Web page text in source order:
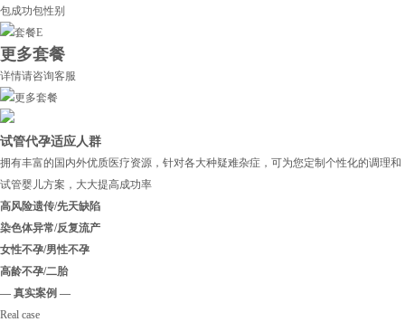
包成功包性别
更多套餐
详情请咨询客服
试管代孕适应人群
拥有丰富的国内外优质医疗资源，针对各大种疑难杂症，可为您定制个性化的调理和
试管婴儿方案，大大提高成功率
高风险遗传/先天缺陷
染色体异常/反复流产
女性不孕/男性不孕
高龄不孕/二胎
— 真实案例 —
Real case